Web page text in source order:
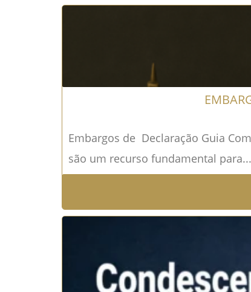
Embargos de Declaração Guia
são um recurso fundamental para...